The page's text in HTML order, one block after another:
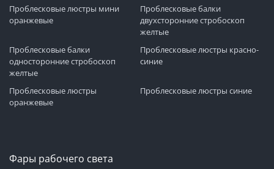
Проблесковые люстры мини
оранжевые
Проблесковые балки
двухсторонние стробоскоп
желтые
Проблесковые балки
односторонние стробоскоп
желтые
Проблесковые люстры красно-
синие
Проблесковые люстры
оранжевые
Проблесковые люстры синие
Фары рабочего света